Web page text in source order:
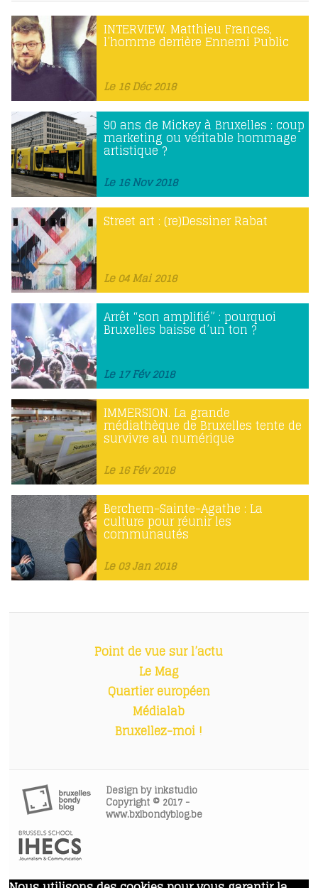
INTERVIEW. Matthieu Frances,
l’homme derrière Ennemi Public
Le 16 Déc 2018
90 ans de Mickey à Bruxelles : coup
marketing ou véritable hommage
artistique ?
Le 16 Nov 2018
Street art : (re)Dessiner Rabat
Le 04 Mai 2018
Arrêt “son amplifié” : pourquoi
Bruxelles baisse d’un ton ?
Le 17 Fév 2018
IMMERSION. La grande
médiathèque de Bruxelles tente de
survivre au numérique
Le 16 Fév 2018
Berchem-Sainte-Agathe : La
culture pour réunir les
communautés
Le 03 Jan 2018
Point de vue sur l’actu
Le Mag
Quartier européen
Médialab
Bruxellez-moi !
Design byinkstudio
Copyright © 2017 -
www.bxlbondyblog.be